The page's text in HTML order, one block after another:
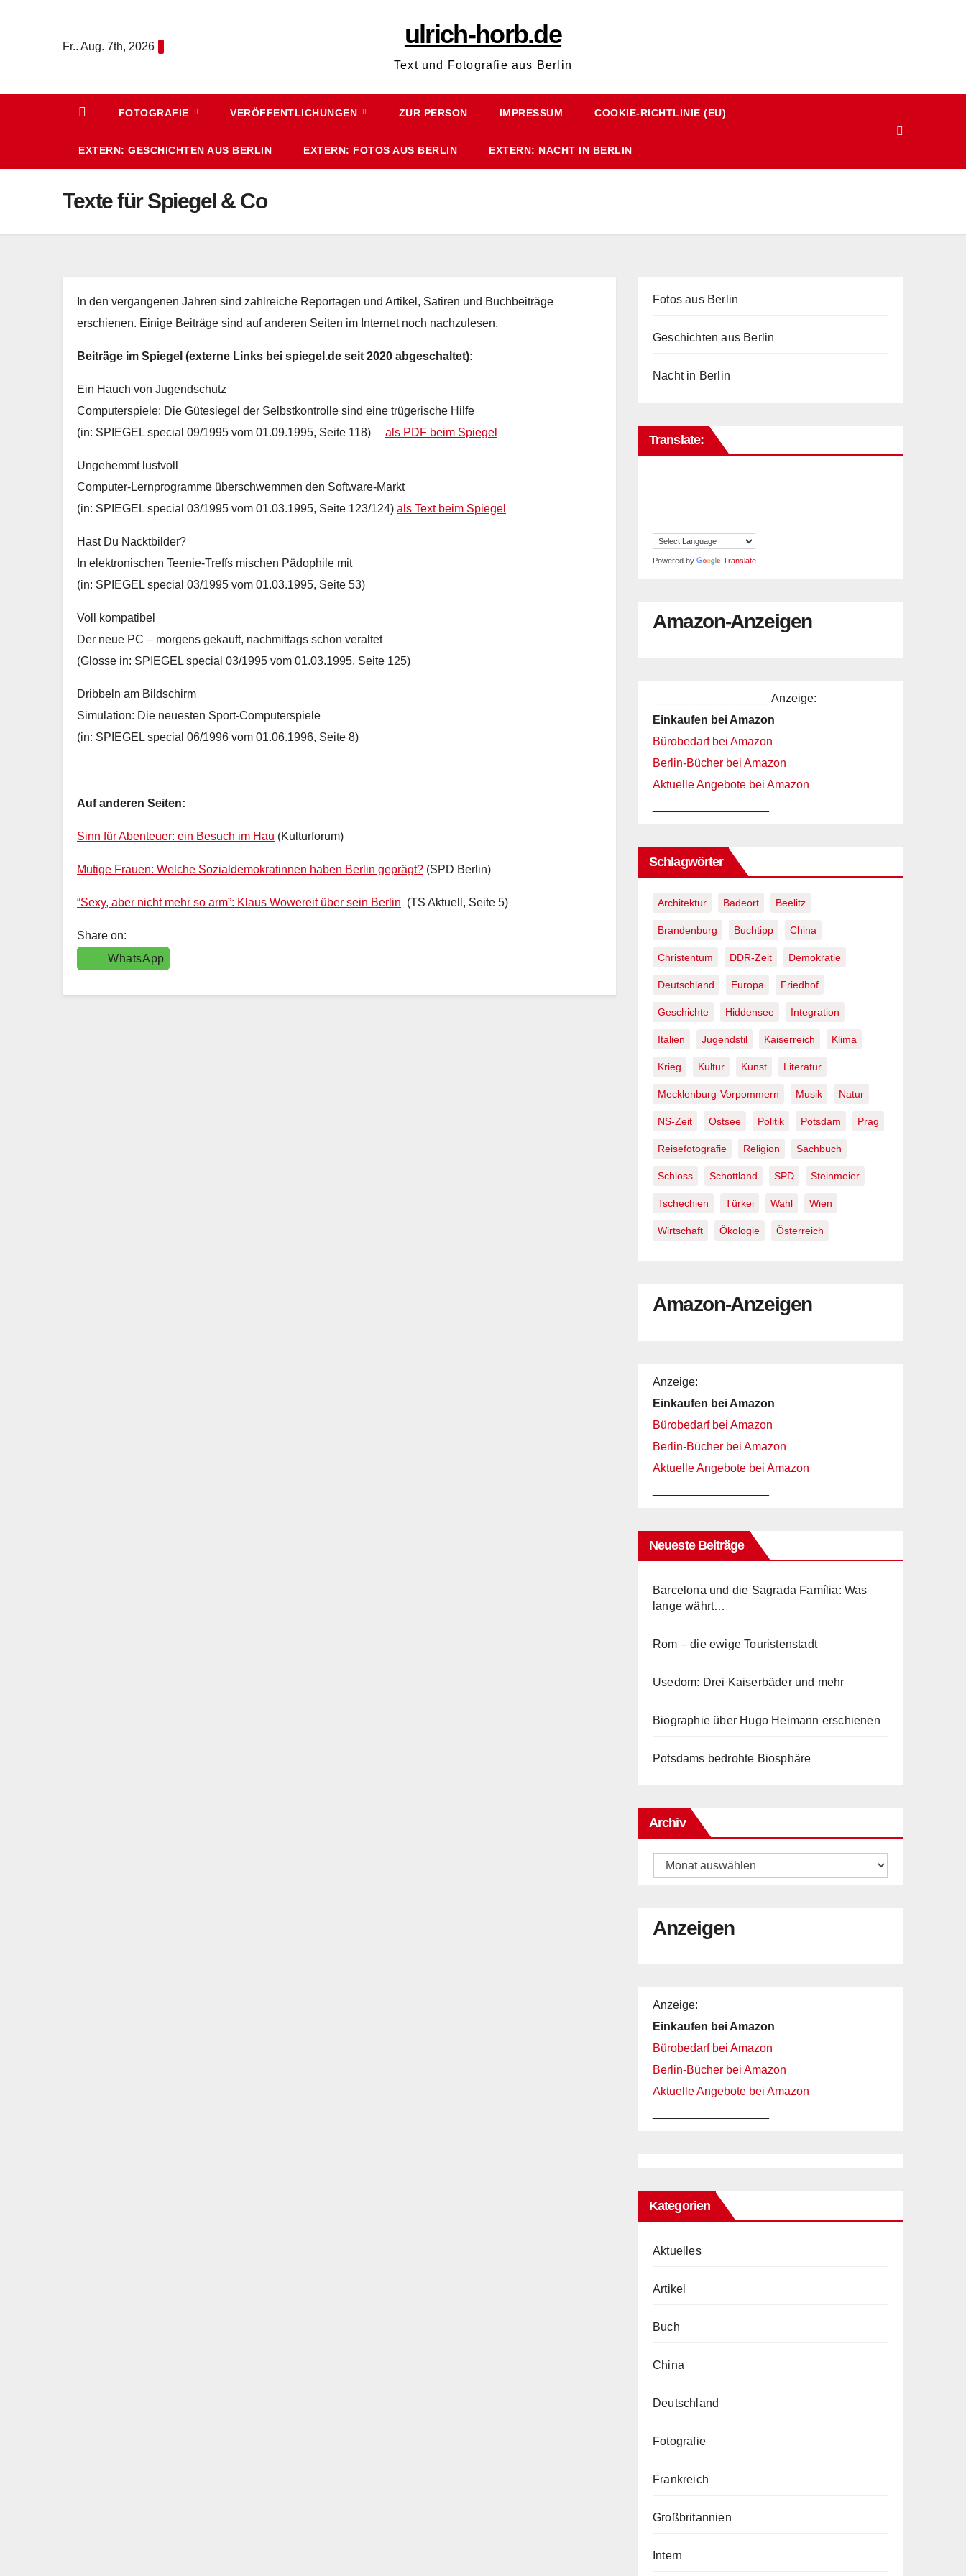
Fr.. Aug. 7th, 2026 ulrich-horb.de
Text und Fotografie aus Berlin
FOTOGRAFIE VERÖFFENTLICHUNGEN ZUR PERSON IMPRESSUM COOKIE-RICHTLINIE (EU)
EXTERN: GESCHICHTEN AUS BERLIN EXTERN: FOTOS AUS BERLIN EXTERN: NACHT IN BERLIN
Texte für Spiegel & Co
In den vergangenen Jahren sind zahlreiche Reportagen und Artikel, Satiren und Buchbeiträge
erschienen. Einige Beiträge sind auf anderen Seiten im Internet noch nachzulesen.
Beiträge im Spiegel (externe Links bei spiegel.de seit 2020 abgeschaltet):
Ein Hauch von Jugendschutz
Computerspiele: Die Gütesiegel der Selbstkontrolle sind eine trügerische Hilfe
(in: SPIEGEL special 09/1995 vom 01.09.1995, Seite 118) als PDF beim Spiegel
Ungehemmt lustvoll
Computer-Lernprogramme überschwemmen den Software-Markt
(in: SPIEGEL special 03/1995 vom 01.03.1995, Seite 123/124) als Text beim Spiegel
Hast Du Nacktbilder?
In elektronischen Teenie-Treffs mischen Pädophile mit
(in: SPIEGEL special 03/1995 vom 01.03.1995, Seite 53)
Voll kompatibel
Der neue PC – morgens gekauft, nachmittags schon veraltet
(Glosse in: SPIEGEL special 03/1995 vom 01.03.1995, Seite 125)
Dribbeln am Bildschirm
Simulation: Die neuesten Sport-Computerspiele
(in: SPIEGEL special 06/1996 vom 01.06.1996, Seite 8)
Auf anderen Seiten:
Sinn für Abenteuer: ein Besuch im Hau (Kulturforum)
Mutige Frauen: Welche Sozialdemokratinnen haben Berlin geprägt? (SPD Berlin)
“Sexy, aber nicht mehr so arm”: Klaus Wowereit über sein Berlin (TS Aktuell, Seite 5)
Share on:
WhatsApp
Fotos aus Berlin
Geschichten aus Berlin
Nacht in Berlin
Translate:
Powered by Translate
Amazon-Anzeigen
__________________ Anzeige:
Einkaufen bei Amazon
Bürobedarf bei Amazon
Berlin-Bücher bei Amazon
Aktuelle Angebote bei Amazon
Schlagwörter
Architektur Badeort Beelitz
Brandenburg Buchtipp China
Christentum DDR-Zeit Demokratie
Deutschland Europa Friedhof
Geschichte Hiddensee Integration
Italien Jugendstil Kaiserreich Klima
Krieg Kultur Kunst Literatur
Mecklenburg-Vorpommern Musik Natur
NS-Zeit Ostsee Politik Potsdam Prag
Reisefotografie Religion Sachbuch
Schloss Schottland SPD Steinmeier
Tschechien Türkei Wahl Wien
Wirtschaft Ökologie Österreich
Amazon-Anzeigen
Anzeige:
Einkaufen bei Amazon
Bürobedarf bei Amazon
Berlin-Bücher bei Amazon
Aktuelle Angebote bei Amazon
Neueste Beiträge
Barcelona und die Sagrada Família: Was
lange währt…
Rom – die ewige Touristenstadt
Usedom: Drei Kaiserbäder und mehr
Biographie über Hugo Heimann erschienen
Potsdams bedrohte Biosphäre
Archiv
Archiv
Anzeigen
Anzeige:
Einkaufen bei Amazon
Bürobedarf bei Amazon
Berlin-Bücher bei Amazon
Aktuelle Angebote bei Amazon
Kategorien
Aktuelles
Artikel
Buch
China
Deutschland
Fotografie
Frankreich
Großbritannien
Intern